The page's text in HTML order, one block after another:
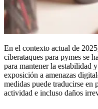
En el contexto actual de
ciberataques para pymes se
para mantener la estabilidad
exposición a amenazas
medidas puede traducirse en
actividad e incluso daños